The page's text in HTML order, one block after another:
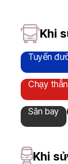
Khi
Tuyến
Chạy
Sân bay
Khi